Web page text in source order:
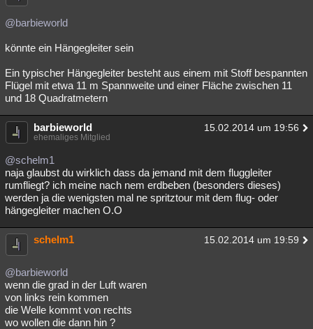
@barbieworld
könnte ein Hängegleiter sein
Ein typischer Hängegleiter besteht aus einem mit Stoff bespannten
Flügel mit etwa 11 m Spannweite und einer Fläche zwischen 11
und 18 Quadratmetern
barbieworld 15.02.2014 um 19:56
ehemaliges Mitglied
@schelm1
naja glaubst du wirklich dass da jemand mit dem fluggleiter
rumfliegt? ich meine nach nem erdbeben (besonders dieses)
werden ja die wenigsten mal ne spritztour mit dem flug- oder
hängegleiter machen O.O
schelm1 15.02.2014 um 19:59
@barbieworld
wenn die grad in der Luft waren
von links rein kommen
die Welle kommt von rechts
wo wollen die dann hin ?